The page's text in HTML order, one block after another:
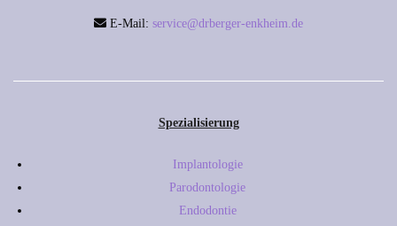
E-Mail: service@drberger-enkheim.de
Spezialisierung
Implantologie
Parodontologie
Endodontie